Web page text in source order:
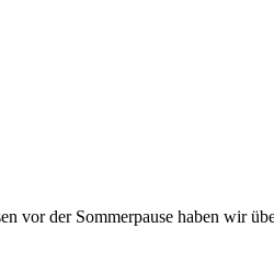
vor der Sommerpause haben wir